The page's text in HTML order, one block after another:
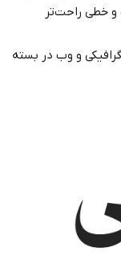
خطی راحت‌تر
و وب در بسته